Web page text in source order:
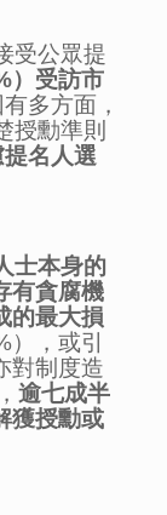
受公眾提
）受訪市
多方面，
授勳準則
名人選
士本身的
有貪腐機
的最大損
，或引
對制度造
逾七成半
獲授勳或